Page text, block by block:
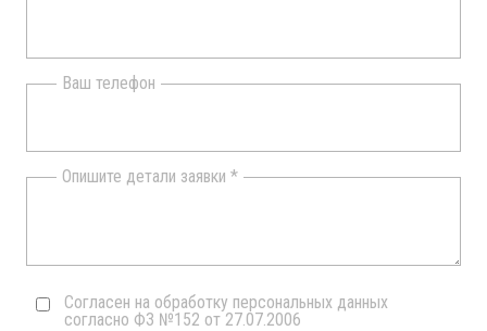
Ваш телефон
Опишите детали заявки *
Согласен на обработку персональных данных
согласно ФЗ №152 от 27.07.2006